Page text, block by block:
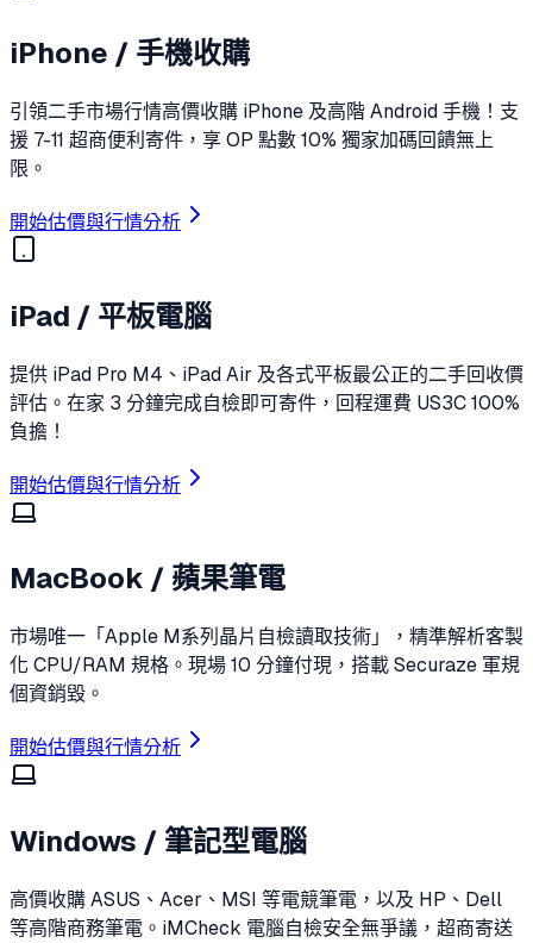
iPhone / 手機收購
引領二手市場行情高價收購 iPhone 及高階 Android 手機！支
援 7-11 超商便利寄件，享 OP 點數 10% 獨家加碼回饋無上
限。
開始估價與行情分析
iPad / 平板電腦
提供 iPad Pro M4、iPad Air 及各式平板最公正的二手回收價
評估。在家 3 分鐘完成自檢即可寄件，回程運費 US3C 100%
負擔！
開始估價與行情分析
MacBook / 蘋果筆電
市場唯一「Apple M系列晶片自檢讀取技術」，精準解析客製
化 CPU/RAM 規格。現場 10 分鐘付現，搭載 Securaze 軍規
個資銷毀。
開始估價與行情分析
Windows / 筆記型電腦
高價收購 ASUS、Acer、MSI 等電競筆電，以及 HP、Dell
等高階商務筆電。iMCheck 電腦自檢安全無爭議，超商寄送